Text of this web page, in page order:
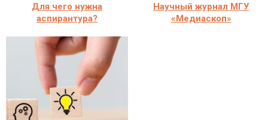
Для чего нужна
аспирантура?
Научный журнал МГУ
«Медиаскоп»